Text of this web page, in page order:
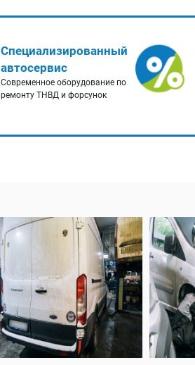
Специализированный
автосервис
Современное оборудование по
ремонту ТНВД и форсунок